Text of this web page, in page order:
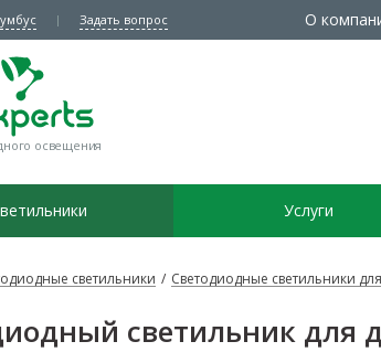
Задать вопрос О
освещения
Услуги
светильники / Светодиодные светильники
светильник для